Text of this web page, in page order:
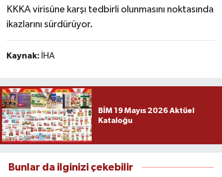
KKKA virisüne karşı tedbirli olunmasını noktasında
ikazlarını sürdürüyor.
Kaynak: İHA
BİM 19 Mayıs 2026 Aktüel
Kataloğu
Bunlar da ilginizi çekebilir